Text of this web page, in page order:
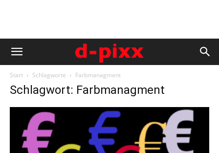
Start Schlagworte Farbmanagment
Schlagwort: Farbmanagment